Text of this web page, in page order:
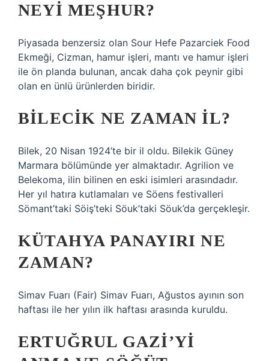
NEYI MEŞHUR?
Piyasada benzersiz olan Sour Hefe Pazarciek Food
Ekmeği, Cizman, hamur işleri, mantı ve hamur işleri
ile ön planda bulunan, ancak daha çok peynir gibi
olan en ünlü ürünlerden biridir.
BILECIK NE ZAMAN IL?
Bilek, 20 Nisan 1924’te bir il oldu. Bilekik Güney
Marmara bölümünde yer almaktadır. Agrilion ve
Belekoma, ilin bilinen en eski isimleri arasındadır.
Her yıl hatıra kutlamaları ve Söens festivalleri
Sömant’taki Söiş’teki Söuk’taki Söuk’da gerçekleşir.
KÜTAHYA PANAYIRI NE
ZAMAN?
Simav Fuarı (Fair) Simav Fuarı, Ağustos ayının son
haftası ile her yılın ilk haftası arasında kuruldu.
ERTUĞRUL GAZI’YI